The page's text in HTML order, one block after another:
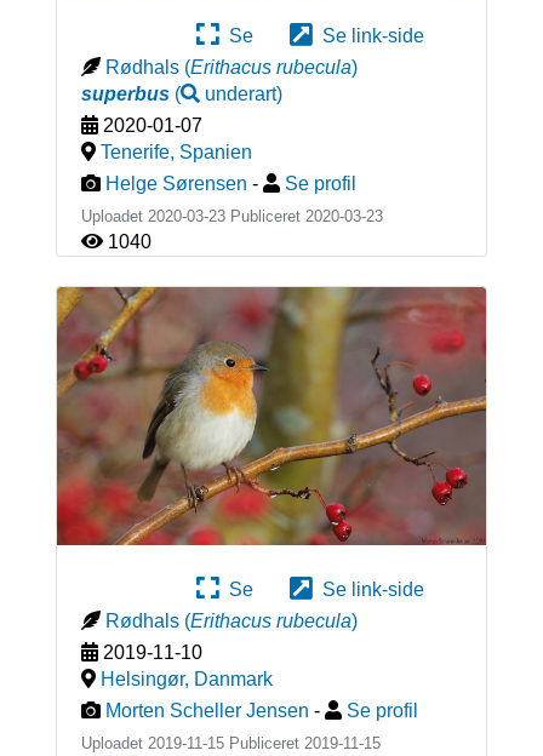
Se
Se link-side
Rødhals (Erithacus rubecula)
superbus( underart)
2020-01-07
Tenerife, Spanien
Helge Sørensen - Se profil
Uploadet 2020-03-23 Publiceret 2020-03-23
1040
Se
Se link-side
Rødhals (Erithacus rubecula)
2019-11-10
Helsingør, Danmark
Morten Scheller Jensen - Se profil
Uploadet 2019-11-15 Publiceret 2019-11-15